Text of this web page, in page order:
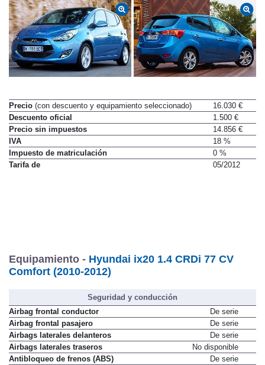
Precio (con descuento y equipamiento seleccionado)
16.030 €
Descuento oficial
1.500 €
Precio sin impuestos
14.856 €
IVA
18 %
Impuesto de matriculación
0 %
Tarifa de
05/2012
Equipamiento - Hyundai ix20 1.4 CRDi 77 CV
Comfort (2010-2012)
Seguridad y conducción
Airbag frontal conductor
De serie
Airbag frontal pasajero
De serie
Airbags laterales delanteros
De serie
Airbags laterales traseros
No disponible
Antibloqueo de frenos (ABS)
De serie